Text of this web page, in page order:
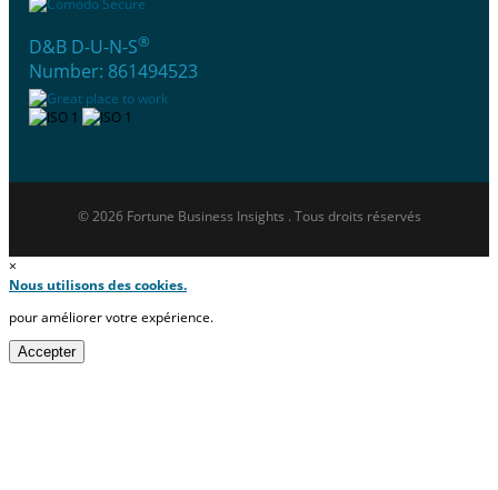
D&B D-U-N-S®
Number: 861494523
© 2026 Fortune Business Insights . Tous droits réservés
×
Nous utilisons des cookies.
pour améliorer votre expérience.
Accepter